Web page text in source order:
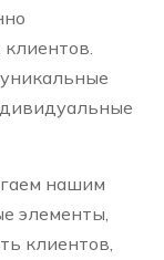
нашим
элементы,
клиентов,